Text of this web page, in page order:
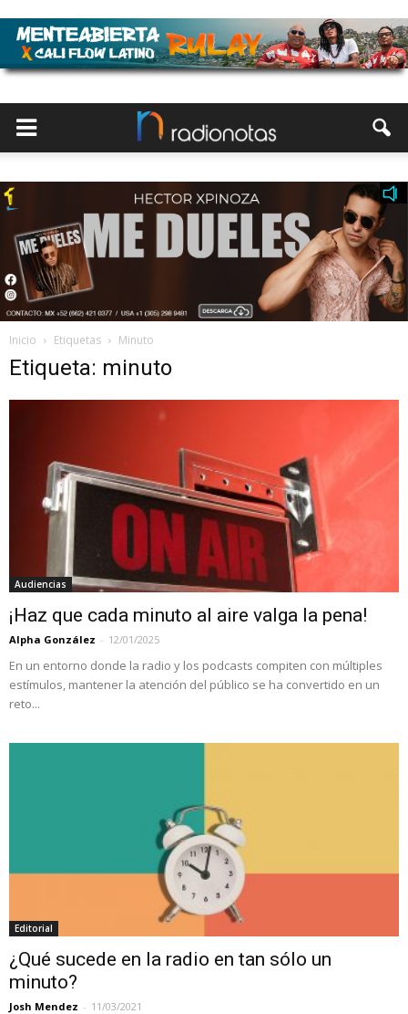
Inicio Etiquetas Minuto
Etiqueta: minuto
Audiencias
¡Haz que cada minuto al aire valga la pena!
Alpha González - 12/01/2025
En un entorno donde la radio y los podcasts compiten con múltiples
estímulos, mantener la atención del público se ha convertido en un
reto...
Editorial
¿Qué sucede en la radio en tan sólo un
minuto?
Josh Mendez - 11/03/2021